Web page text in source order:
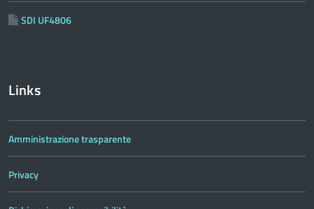
SDI UF4806
Links
Amministrazione trasparente
Privacy